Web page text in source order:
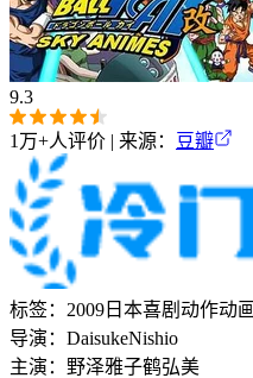
9.3
1万+人评价 | 来源： 豆瓣
标签： 2009 日本喜剧 动作动
导演： DaisukeNishio
主演： 野泽雅子鹤弘美